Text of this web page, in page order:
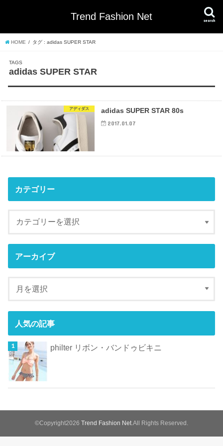
Trend Fashion Net search
HOME タグ : adidas SUPER STAR
adidas SUPER STAR
アディダス adidas SUPER STAR 80s
2017.01.07
カテゴリー
アーカイブ
人気の記事
philter リボン・バンドゥビキニ
©Copyright2026 Trend Fashion Net .All Rights Reserved.